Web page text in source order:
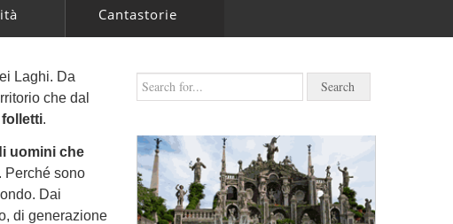
Cantastorie
Laghi. Da
che dal
folletti.
uomini che
. Perché sono
Dai
di generazione